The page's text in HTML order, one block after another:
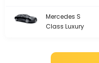
Mercedes S
Class Luxury